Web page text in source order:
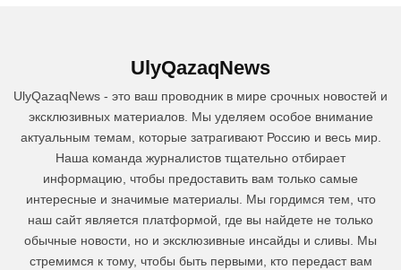
UlyQazaqNews
UlyQazaqNews - это ваш проводник в мире срочных новостей и
эксклюзивных материалов. Мы уделяем особое внимание
актуальным темам, которые затрагивают Россию и весь мир.
Наша команда журналистов тщательно отбирает
информацию, чтобы предоставить вам только самые
интересные и значимые материалы. Мы гордимся тем, что
наш сайт является платформой, где вы найдете не только
обычные новости, но и эксклюзивные инсайды и сливы. Мы
стремимся к тому, чтобы быть первыми, кто передаст вам